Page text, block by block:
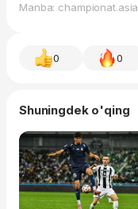
Manba: championat.asia
0 0
Shuningdek o'qing